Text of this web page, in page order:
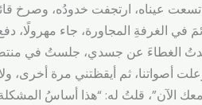
عيناه، ارتجفت خدودُه، وصرخ
في الغرفةِ المجاورة، جاء
الغطاءَ عن جسدي، جلستُ في
أصواتنا، ثم أيقظتني مرة
الآن”، قلتُ له: “هذا أساسُ